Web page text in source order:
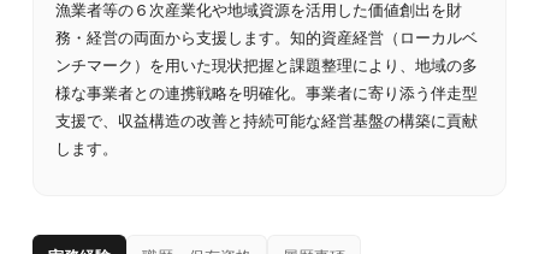
漁業者等の６次産業化や地域資源を活用した価値創出を財
務・経営の両面から支援します。知的資産経営（ローカルベ
ンチマーク）を用いた現状把握と課題整理により、地域の多
様な事業者との連携戦略を明確化。事業者に寄り添う伴走型
支援で、収益構造の改善と持続可能な経営基盤の構築に貢献
します。